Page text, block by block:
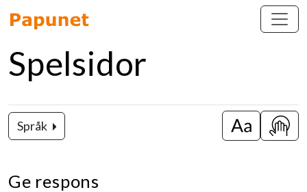
Spelsidor
Språk
Byt stora /
Visa
Ge respons